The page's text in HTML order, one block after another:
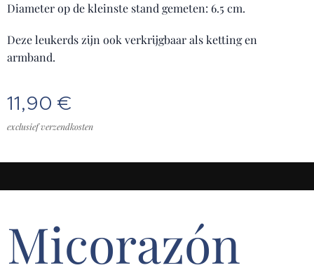
Diameter op de kleinste stand gemeten: 6.5 cm.
Deze leukerds zijn ook verkrijgbaar als ketting en
armband.
11,90 €
exclusief verzendkosten
Micorazón